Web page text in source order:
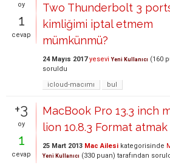
oy
1
cevap
Two Thunderbolt 3
kimliğimi iptal etmem
mümkünmü?
24 Mayıs 2017 yesevi Yeni Kullanıcı (160
soruldu
icloud-macımı
bul
+3
oy
1
cevap
MacBook Pro 13.3 inch
lion 10.8.3 Format atmak
25 Mart 2013 Mac Ailesi kategorisinde
Yeni Kullanıcı (330 puan) tarafından